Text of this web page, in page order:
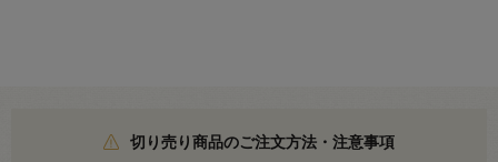
切り売り商品のご注文方法・注意事項